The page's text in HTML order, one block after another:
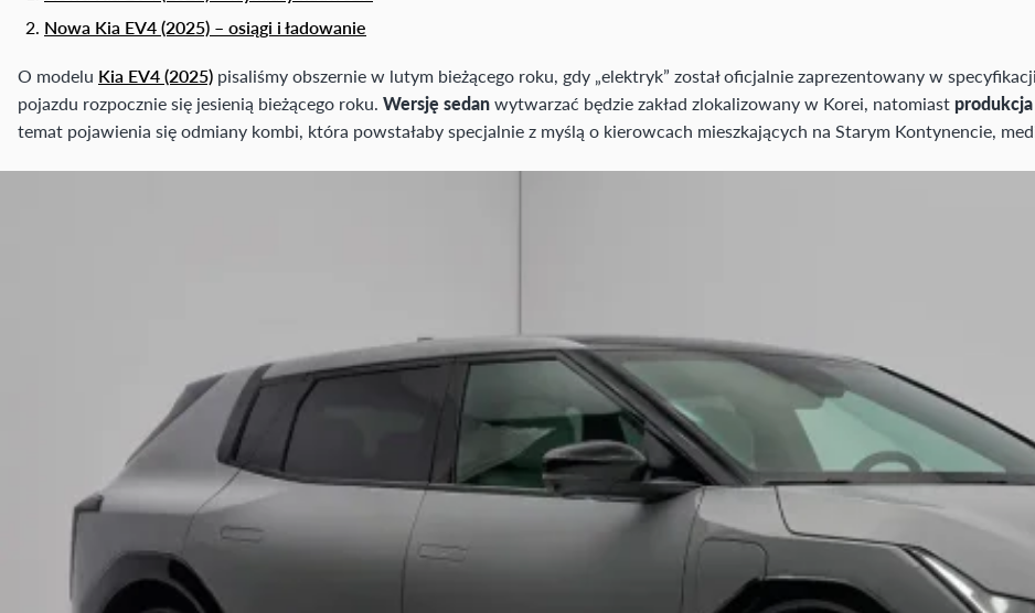
Nowa Kia EV4 (2025) – osiągi i ładowanie
O modelu Kia EV4 (2025) pisaliśmy obszernie w lutym bieżącego roku, gdy „elektryk” został oficjalnie zaprezentowany w
pojazdu rozpocznie się jesienią bieżącego roku. Wersję sedanwytwarzać będzie zakład zlokalizowany w Korei, natomiast
temat pojawienia się odmiany kombi, która powstałaby specjalnie z myślą o kierowcach mieszkających na Starym Kontynencie,